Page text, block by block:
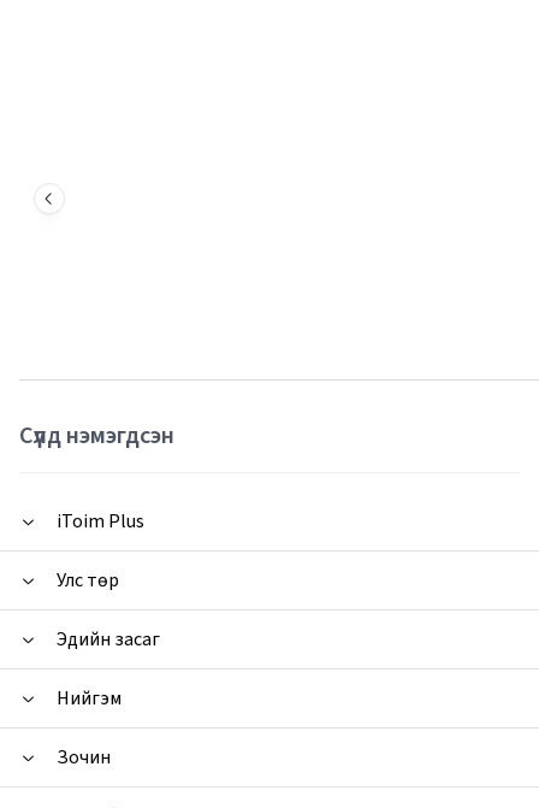
Сүүлд нэмэгдсэн
iToim Plus
Улс төр
Эдийн засаг
Нийгэм
Зочин